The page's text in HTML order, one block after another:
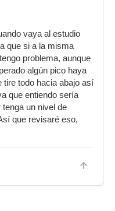
vaya al estudio
que si a la misma
problema, aunque
algún pico haya
tire todo hacia abajo así
que entiendo sería
un nivel de
que revisaré eso,